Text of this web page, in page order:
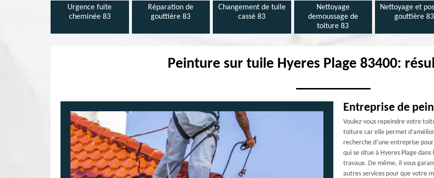
Urgence fuite
cheminée 83
Réparation de
gouttière 83
Changement de tuile
cassé 83
Nettoyage
demoussage de
toiture 83
Nettoyage et
gouttière 83
Peinture sur tuile Hyeres Plage 83400:
Entreprise de
Voulez-vous repeindre votre
toiture car elle permet
recherche d’une entreprise
qui se situe à Hyeres Plage
travaux. De même, il vous
autres services pour que votre